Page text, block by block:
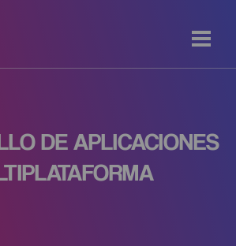
DE APLICACIONES